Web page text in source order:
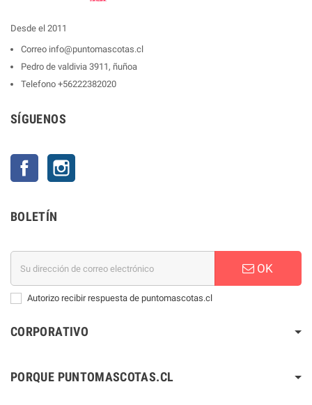
Desde el 2011
Correo info@puntomascotas.cl
Pedro de valdivia 3911, ñuñoa
Telefono +56222382020
SÍGUENOS
Facebook
BOLETÍN
OK
Autorizo recibir respuesta de puntomascotas.cl
CORPORATIVO
PORQUE PUNTOMASCOTAS.CL